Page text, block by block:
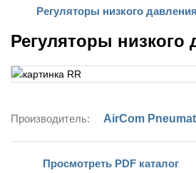
Регуляторы низкого давления
Регуляторы низкого
Производитель: AirCom
Просмотреть PDF каталог